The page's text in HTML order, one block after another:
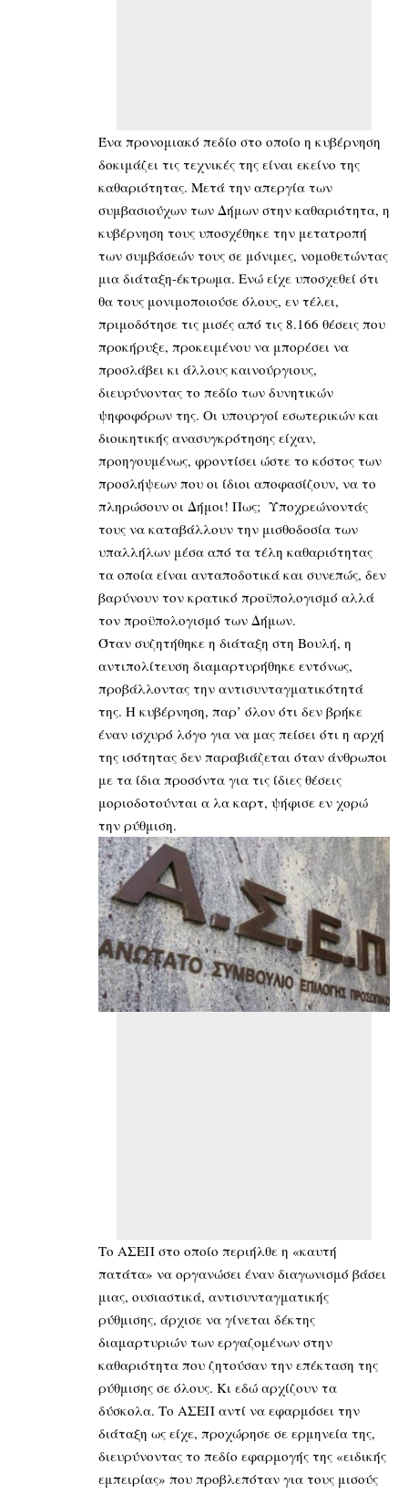
Ένα προνομιακό πεδίο στο οποίο η κυβέρνηση
δοκιμάζει τις τεχνικές της είναι εκείνο της
καθαριότητας. Μετά την απεργία των
συμβασιούχων των Δήμων στην καθαριότητα, η
κυβέρνηση τους υποσχέθηκε την μετατροπή
των συμβάσεών τους σε μόνιμες, νομοθετώντας
μια διάταξη-έκτρωμα. Ενώ είχε υποσχεθεί ότι
θα τους μονιμοποιούσε όλους, εν τέλει,
πριμοδότησε τις μισές από τις 8.166 θέσεις που
προκήρυξε, προκειμένου να μπορέσει να
προσλάβει κι άλλους καινούργιους,
διευρύνοντας το πεδίο των δυνητικών
ψηφοφόρων της. Οι υπουργοί εσωτερικών και
διοικητικής ανασυγκρότησης είχαν,
προηγουμένως, φροντίσει ώστε το κόστος των
προσλήψεων που οι ίδιοι αποφασίζουν, να το
πληρώσουν οι Δήμοι! Πως; Υποχρεώνοντάς
τους να καταβάλλουν την μισθοδοσία των
υπαλλήλων μέσα από τα τέλη καθαριότητας
τα οποία είναι ανταποδοτικά και συνεπώς, δεν
βαρύνουν τον κρατικό προϋπολογισμό αλλά
τον προϋπολογισμό των Δήμων.
Όταν συζητήθηκε η διάταξη στη Βουλή, η
αντιπολίτευση διαμαρτυρήθηκε εντόνως,
προβάλλοντας την αντισυνταγματικότητά
της. Η κυβέρνηση, παρ’ όλον ότι δεν βρήκε
έναν ισχυρό λόγο για να μας πείσει ότι η αρχή
της ισότητας δεν παραβιάζεται όταν άνθρωποι
με τα ίδια προσόντα για τις ίδιες θέσεις
μοριοδοτούνται α λα καρτ, ψήφισε εν χορώ
την ρύθμιση.
Το ΑΣΕΠ στο οποίο περιήλθε η «καυτή
πατάτα» να οργανώσει έναν διαγωνισμό βάσει
μιας, ουσιαστικά, αντισυνταγματικής
ρύθμισης, άρχισε να γίνεται δέκτης
διαμαρτυριών των εργαζομένων στην
καθαριότητα που ζητούσαν την επέκταση της
ρύθμισης σε όλους. Κι εδώ αρχίζουν τα
δύσκολα. Το ΑΣΕΠ αντί να εφαρμόσει την
διάταξη ως είχε, προχώρησε σε ερμηνεία της,
διευρύνοντας το πεδίο εφαρμογής της «ειδικής
εμπειρίας» που προβλεπόταν για τους μισούς